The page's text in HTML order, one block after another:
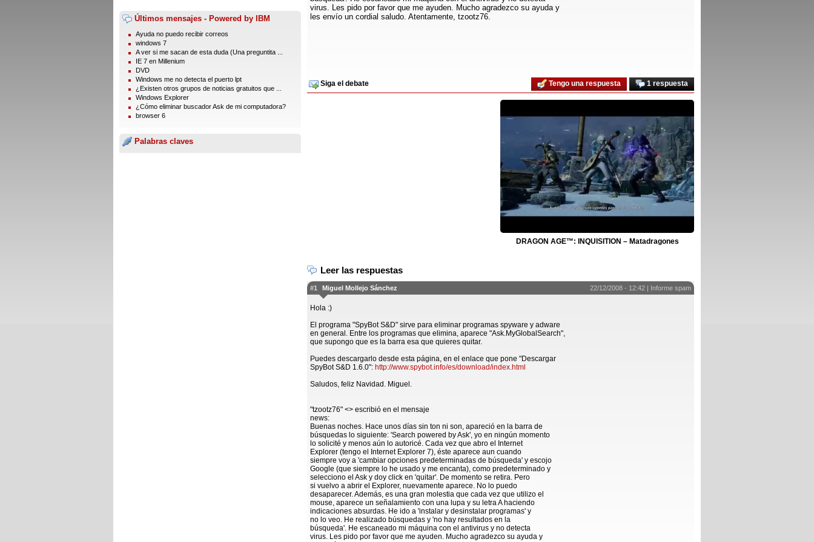
Últimos mensajes - Powered by IBM
Ayuda no puedo recibir correos
windows 7
A ver si me sacan de esta duda (Una preguntita ...
IE 7 en Millenium
DVD
Windows me no detecta el puerto lpt
¿Existen otros grupos de noticias gratuitos que ...
Windows Explorer
¿Cómo eliminar buscador Ask de mi computadora?
browser 6
Palabras claves
virus. Les pido por favor que me ayuden. Mucho agradezco su ayuda y
les envío un cordial saludo. Atentamente, tzootz76.
Siga el debate 1 respuesta
Tengo una respuesta
DRAGON AGE™: INQUISITION – Matadragones
Leer las respuestas
#1 Miguel Mollejo Sánchez 22/12/2008 - 12:42 | Informe spam
Hola :)
El programa "SpyBot S&D" sirve para eliminar programas spyware y adware
en general. Entre los programas que elimina, aparece "Ask.MyGlobalSearch",
que supongo que es la barra esa que quieres quitar.
Puedes descargarlo desde esta página, en el enlace que pone "Descargar
SpyBot S&D 1.6.0": http://www.spybot.info/es/download/index.html
Saludos, feliz Navidad. Miguel.
"tzootz76" <> escribió en el mensaje
news:
Buenas noches. Hace unos días sin ton ni son, apareció en la barra de
búsquedas lo siguiente: 'Search powered by Ask', yo en ningún momento
lo solicité y menos aún lo autoricé. Cada vez que abro el Internet
Explorer (tengo el Internet Explorer 7), éste aparece aun cuando
siempre voy a 'cambiar opciones predeterminadas de búsqueda' y escojo
Google (que siempre lo he usado y me encanta), como predeterminado y
selecciono el Ask y doy click en 'quitar'. De momento se retira. Pero
si vuelvo a abrir el Explorer, nuevamente aparece. No lo puedo
desaparecer. Además, es una gran molestia que cada vez que utilizo el
mouse, aparece un señalamiento con una lupa y su letra A haciendo
indicaciones absurdas. He ido a 'instalar y desinstalar programas' y
no lo veo. He realizado búsquedas y 'no hay resultados en la
búsqueda'. He escaneado mi máquina con el antivirus y no detecta
virus. Les pido por favor que me ayuden. Mucho agradezco su ayuda y